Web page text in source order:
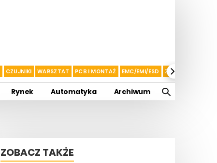
CZUJNIKI WARSZTAT PCB I MONTAŻ EMC/EMI/ESD ZASILANIE I
Rynek Automatyka Archiwum
ZOBACZ TAKŻE